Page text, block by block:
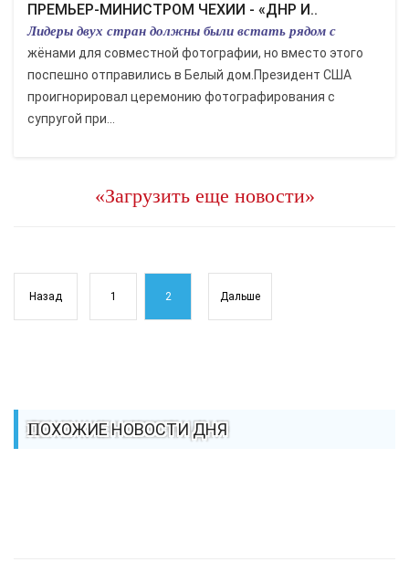
ПРЕМЬЕР-МИНИСТРОМ ЧЕХИИ - «ДНР И..
Лидеры двух стран должны были встать рядом с
жёнами для совместной фотографии, но вместо этого
поспешно отправились в Белый дом.Президент США
проигнорировал церемонию фотографирования с
супругой при...
«Загрузить еще новости»
Назад 1 2 Дальше
ПОХОЖИЕ НОВОСТИ ДНЯ